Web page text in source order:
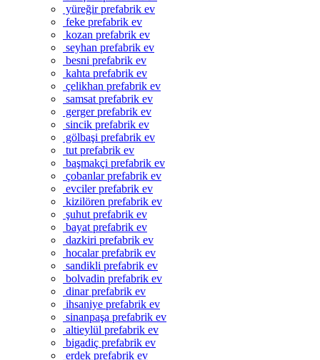
yüreğir prefabrik ev
feke prefabrik ev
kozan prefabrik ev
seyhan prefabrik ev
besni prefabrik ev
kahta prefabrik ev
çelikhan prefabrik ev
samsat prefabrik ev
gerger prefabrik ev
sincik prefabrik ev
gölbaşi prefabrik ev
tut prefabrik ev
başmakçi prefabrik ev
çobanlar prefabrik ev
evciler prefabrik ev
kizilören prefabrik ev
şuhut prefabrik ev
bayat prefabrik ev
dazkiri prefabrik ev
hocalar prefabrik ev
sandikli prefabrik ev
bolvadin prefabrik ev
dinar prefabrik ev
ihsaniye prefabrik ev
sinanpaşa prefabrik ev
altieylül prefabrik ev
bigadiç prefabrik ev
erdek prefabrik ev